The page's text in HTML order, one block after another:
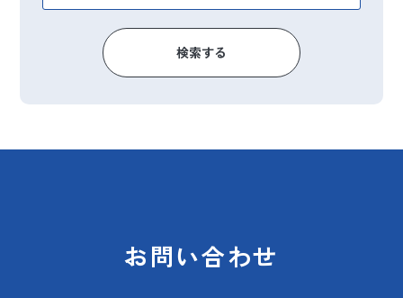
検索する
お問い合わせ